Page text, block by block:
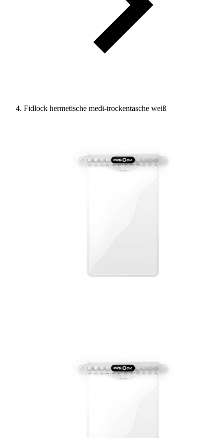
Fidlock hermetische medi-trockentasche weiß